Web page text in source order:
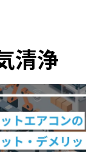
清浄